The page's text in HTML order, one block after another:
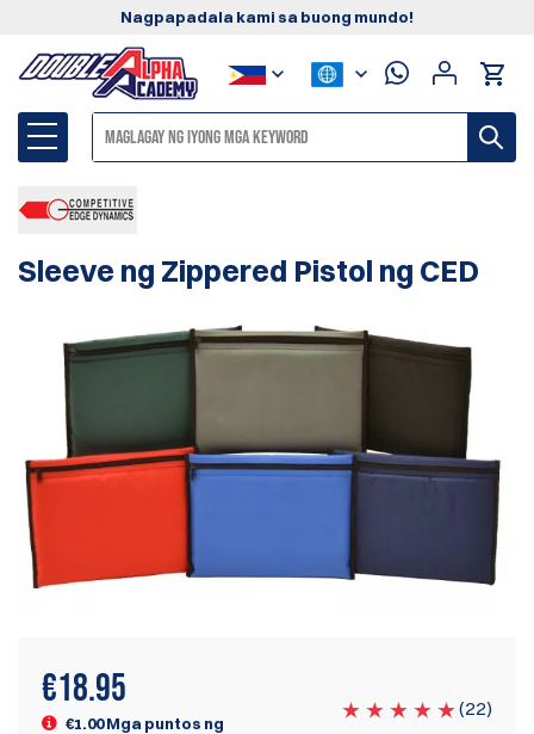
Nagpapadala kami sa buong mundo!
Sleeve ng Zippered Pistol ng CED
€18.95
€1.00 Mga puntos ng
(22)